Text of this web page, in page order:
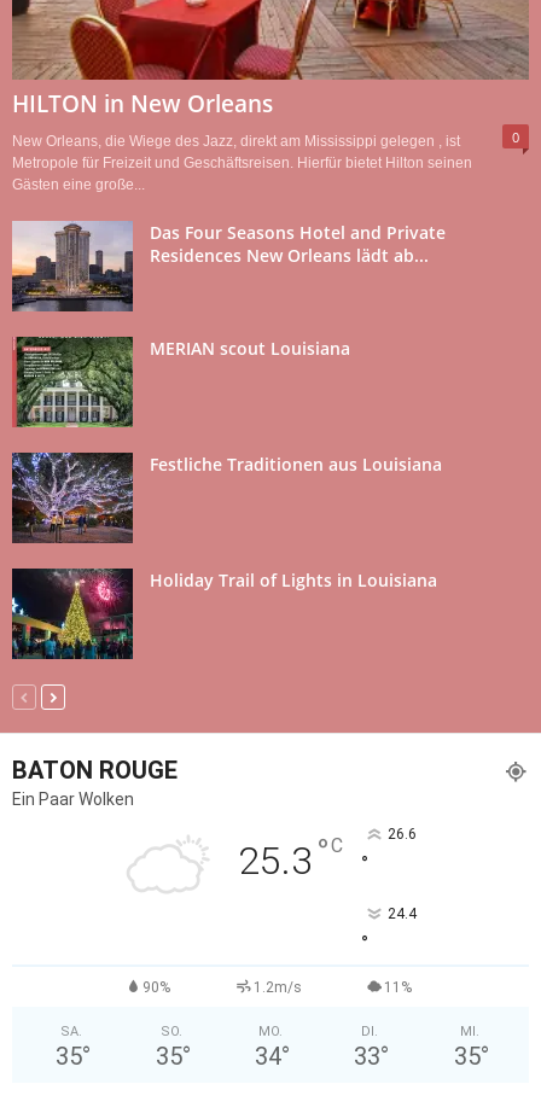
HILTON in New Orleans
0
New Orleans, die Wiege des Jazz, direkt am Mississippi gelegen , ist
Metropole für Freizeit und Geschäftsreisen. Hierfür bietet Hilton seinen
Gästen eine große...
Das Four Seasons Hotel and Private
Residences New Orleans lädt ab...
MERIAN scout Louisiana
Festliche Traditionen aus Louisiana
Holiday Trail of Lights in Louisiana
BATON ROUGE
Ein Paar Wolken
25.3 °C 26.6
°
24.4
°
90% 1.2m/s 11%
SA.
35°
SO.
35°
MO.
34°
DI.
33°
MI.
35°